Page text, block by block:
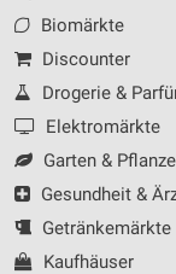
Biomärkte
Discounter
Drogerie &
Elektromärkte
Garten &
Gesundheit &
Getränkemärkte
Kaufhäuser